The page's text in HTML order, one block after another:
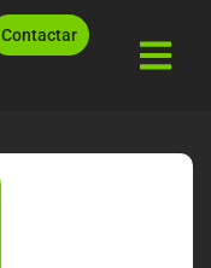
Contactar